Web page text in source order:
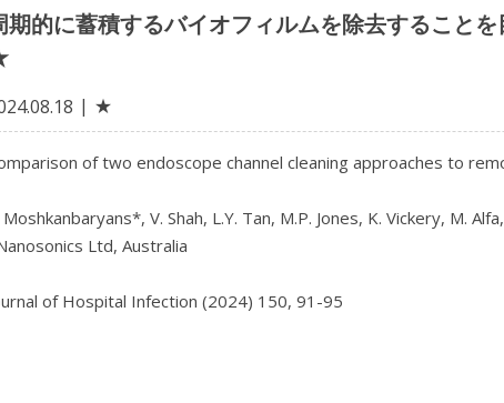
期的に蓄積するバイオフィルムを除去すること
★
of two endoscope channel cleaning approaches to
Moshkanbaryans*, V. Shah, L.Y. Tan, M.P. Jones, K. Vickery, M.
Ltd, Australia
of Hospital Infection (2024) 150, 91-95